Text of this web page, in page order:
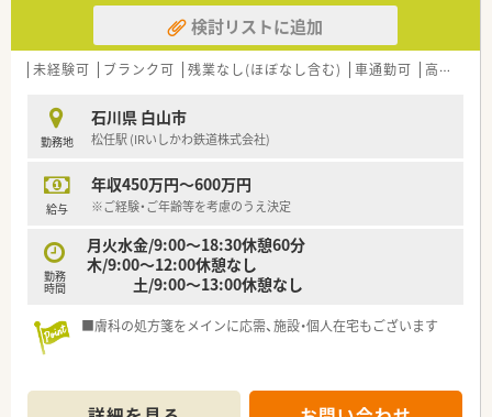
【法人特徴について】
■石川県内に22店舗を展開する創業400年を超える老舗法人で
あり、地域医療への深い貢献を掲げて事業を拡大しております。
導入など、次世代の薬局を目指した革新的な取り組みを続けてお
ります。
■役職や年齢に関係なく自由に意見が言いやすい風通しの良い
です。
■店舗運営のノウハウを実践的に学ぶことで、将来的な管理薬剤
師やエリアマネージャーへの着実なステップアップが可能とな
度な専門知識を持ったかかりつけ薬剤師としての地位を確立で
す。
検討リストに追加
未経験可 ブランク可 残業なし(ほぼなし含む) 車通勤可 高給与(600万円以上)
勤務地
石川県 白山市
松任駅 (IRいしかわ鉄道株式会社)
給与
年収450万円～600万円
※ご経験・ご年齢等を考慮のうえ決定
勤務
時間
月火水金/9:00～18:30休憩60分
木/9:00～12:00休憩なし
土/9:00～13:00休憩なし
■膚科の処方箋をメインに応需、施設・個人在宅もございます